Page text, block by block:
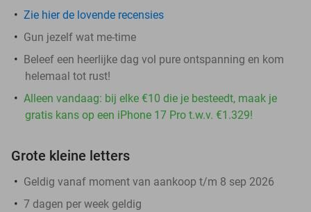
Zie hier de lovende recensies
Gun jezelf wat me-time
Beleef een heerlijke dag vol pure ontspanning en kom
helemaal tot rust!
Alleen vandaag: bij elke €10 die je besteedt, maak je
gratis kans op een iPhone 17 Pro t.w.v. €1.329!
Grote kleine letters
Geldig vanaf moment van aankoop t/m 8 sep 2026
7 dagen per week geldig